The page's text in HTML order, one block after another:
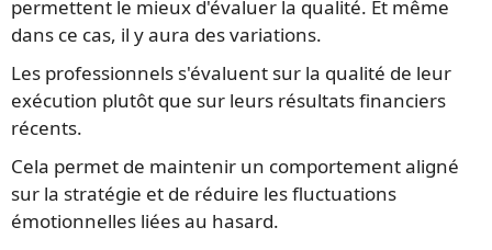
permettent le mieux d'évaluer la qualité. Et même
dans ce cas, il y aura des variations.
Les professionnels s'évaluent sur la qualité de leur
exécution plutôt que sur leurs résultats financiers
récents.
Cela permet de maintenir un comportement aligné
sur la stratégie et de réduire les fluctuations
émotionnelles liées au hasard.